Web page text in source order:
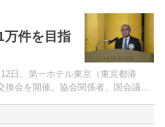
万件を目指
日、第一ホテル東京（東京都港
換会を開催。協会関係者、国会議員